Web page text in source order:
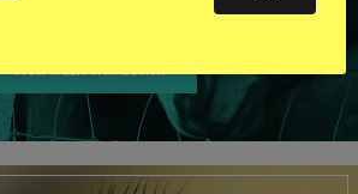
VISA ALLA HINGSTAR